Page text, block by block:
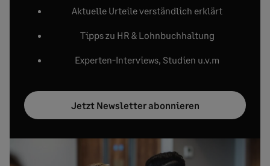
Aktuelle Urteile verständlich erklärt
Tipps zu HR & Lohnbuchhaltung
Experten-Interviews, Studien u.v.m
Jetzt Newsletter abonnieren